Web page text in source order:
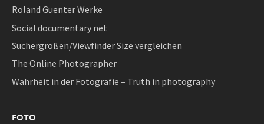
Roland Guenter Werke
Social documentary net
Suchergrößen/Viewfinder Size vergleichen
The Online Photographer
Wahrheit in der Fotografie – Truth in photography
FOTO